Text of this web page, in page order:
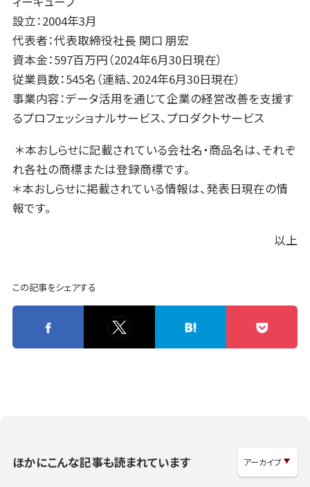
設立：2004年3月
代表者：代表取締役社長 関口 朋宏
資本金：597百万円（2024年6月30日現在）
従業員数：545名（連結、2024年6月30日現在）
事業内容：データ活用を通じて企業の経営改善を支援す
るプロフェッショナルサービス、プロダクトサービス
＊本おしらせに記載されている会社名・商品名は、それぞ
れ各社の商標または登録商標です。
＊本おしらせに掲載されている情報は、発表日現在の情
報です。
以上
この記事をシェアする
ほかにこんな記事も読まれています